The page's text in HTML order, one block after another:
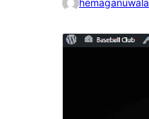
hemaganuwala